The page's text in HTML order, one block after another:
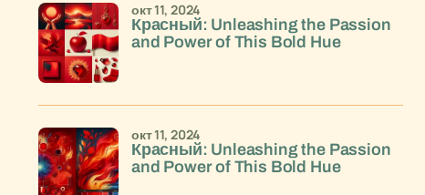
Красный: Unleashing the Passion
and Power of This Bold Hue
окт 11, 2024
Красный: Unleashing the Passion
and Power of This Bold Hue
окт 11, 2024